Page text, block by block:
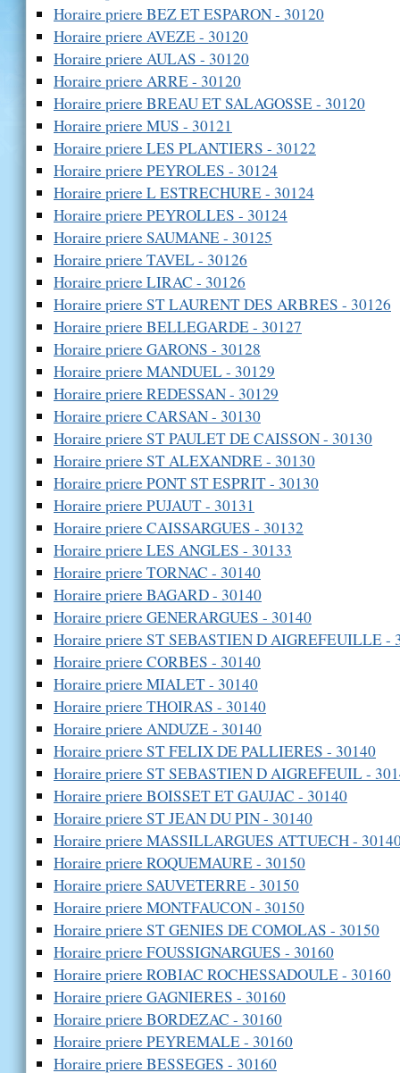
Horaire priere BEZ ET ESPARON - 30120
Horaire priere AVEZE - 30120
Horaire priere AULAS - 30120
Horaire priere ARRE - 30120
Horaire priere BREAU ET SALAGOSSE - 30120
Horaire priere MUS - 30121
Horaire priere LES PLANTIERS - 30122
Horaire priere PEYROLES - 30124
Horaire priere L ESTRECHURE - 30124
Horaire priere PEYROLLES - 30124
Horaire priere SAUMANE - 30125
Horaire priere TAVEL - 30126
Horaire priere LIRAC - 30126
Horaire priere ST LAURENT DES ARBRES - 30126
Horaire priere BELLEGARDE - 30127
Horaire priere GARONS - 30128
Horaire priere MANDUEL - 30129
Horaire priere REDESSAN - 30129
Horaire priere CARSAN - 30130
Horaire priere ST PAULET DE CAISSON - 30130
Horaire priere ST ALEXANDRE - 30130
Horaire priere PONT ST ESPRIT - 30130
Horaire priere PUJAUT - 30131
Horaire priere CAISSARGUES - 30132
Horaire priere LES ANGLES - 30133
Horaire priere TORNAC - 30140
Horaire priere BAGARD - 30140
Horaire priere GENERARGUES - 30140
Horaire priere ST SEBASTIEN D AIGREFEUILLE -
Horaire priere CORBES - 30140
Horaire priere MIALET - 30140
Horaire priere THOIRAS - 30140
Horaire priere ANDUZE - 30140
Horaire priere ST FELIX DE PALLIERES - 30140
Horaire priere ST SEBASTIEN D AIGREFEUIL -
Horaire priere BOISSET ET GAUJAC - 30140
Horaire priere ST JEAN DU PIN - 30140
Horaire priere MASSILLARGUES ATTUECH -
Horaire priere ROQUEMAURE - 30150
Horaire priere SAUVETERRE - 30150
Horaire priere MONTFAUCON - 30150
Horaire priere ST GENIES DE COMOLAS - 30150
Horaire priere FOUSSIGNARGUES - 30160
Horaire priere ROBIAC ROCHESSADOULE - 30160
Horaire priere GAGNIERES - 30160
Horaire priere BORDEZAC - 30160
Horaire priere PEYREMALE - 30160
Horaire priere BESSEGES - 30160